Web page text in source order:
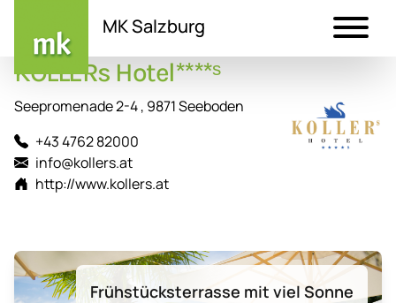
Inhalt
MK Salzburg
KOLLERs Hotel****ˢ
Seepromenade 2-4 , 9871 Seeboden
+43 4762 82000
info@kollers.at
http://www.kollers.at
Frühstücksterrasse mit viel Sonne